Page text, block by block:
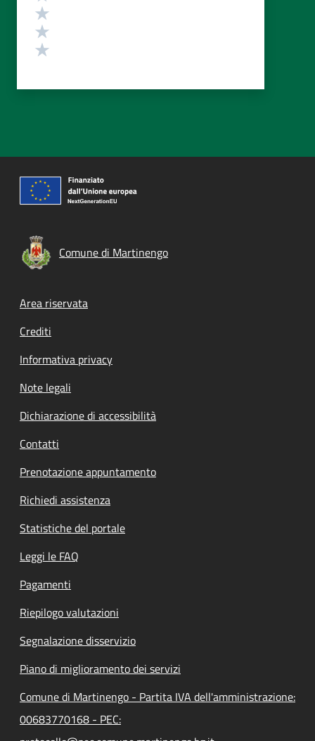
Comune di Martinengo
Footer menu
Area riservata
Crediti
Informativa privacy
Note legali
Dichiarazione di accessibilità
Contatti
Prenotazione appuntamento
Richiedi assistenza
Statistiche del portale
Leggi le FAQ
Pagamenti
Riepilogo valutazioni
Segnalazione disservizio
Piano di miglioramento dei servizi
Comune di Martinengo - Partita IVA dell'amministrazione:
00683770168 - PEC: